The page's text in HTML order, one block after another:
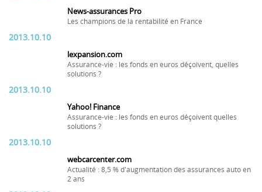
News-assurances Pro
Les champions de la rentabilité en France
2013.10.10
lexpansion.com
Assurance-vie : les fonds en euros déçoivent, quelles
solutions ?
2013.10.10
Yahoo! Finance
Assurance-vie : les fonds en euros déçoivent quelles
solutions ?
2013.10.10
webcarcenter.com
Actualité : 8,5 % d'augmentation des assurances auto en
2 ans